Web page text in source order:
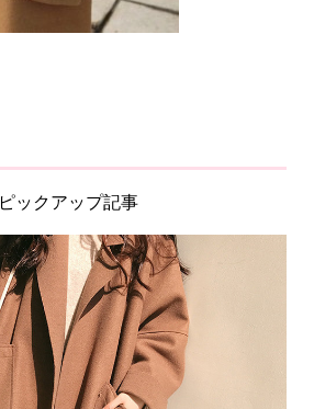
ピックアップ記事